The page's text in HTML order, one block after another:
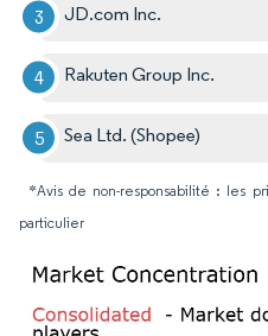
JD.com Inc.
Rakuten Group Inc.
Sea Ltd. (Shopee)
*Avis de non-responsabilité : les
particulier